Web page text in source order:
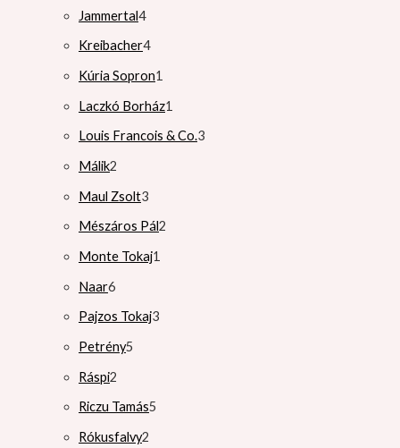
Jammertal4
Kreibacher4
Kúria Sopron1
Laczkó Borház1
Louis Francois & Co.3
Málik2
Maul Zsolt3
Mészáros Pál2
Monte Tokaj1
Naar6
Pajzos Tokaj3
Petrény5
Ráspi2
Riczu Tamás5
Rókusfalvy2